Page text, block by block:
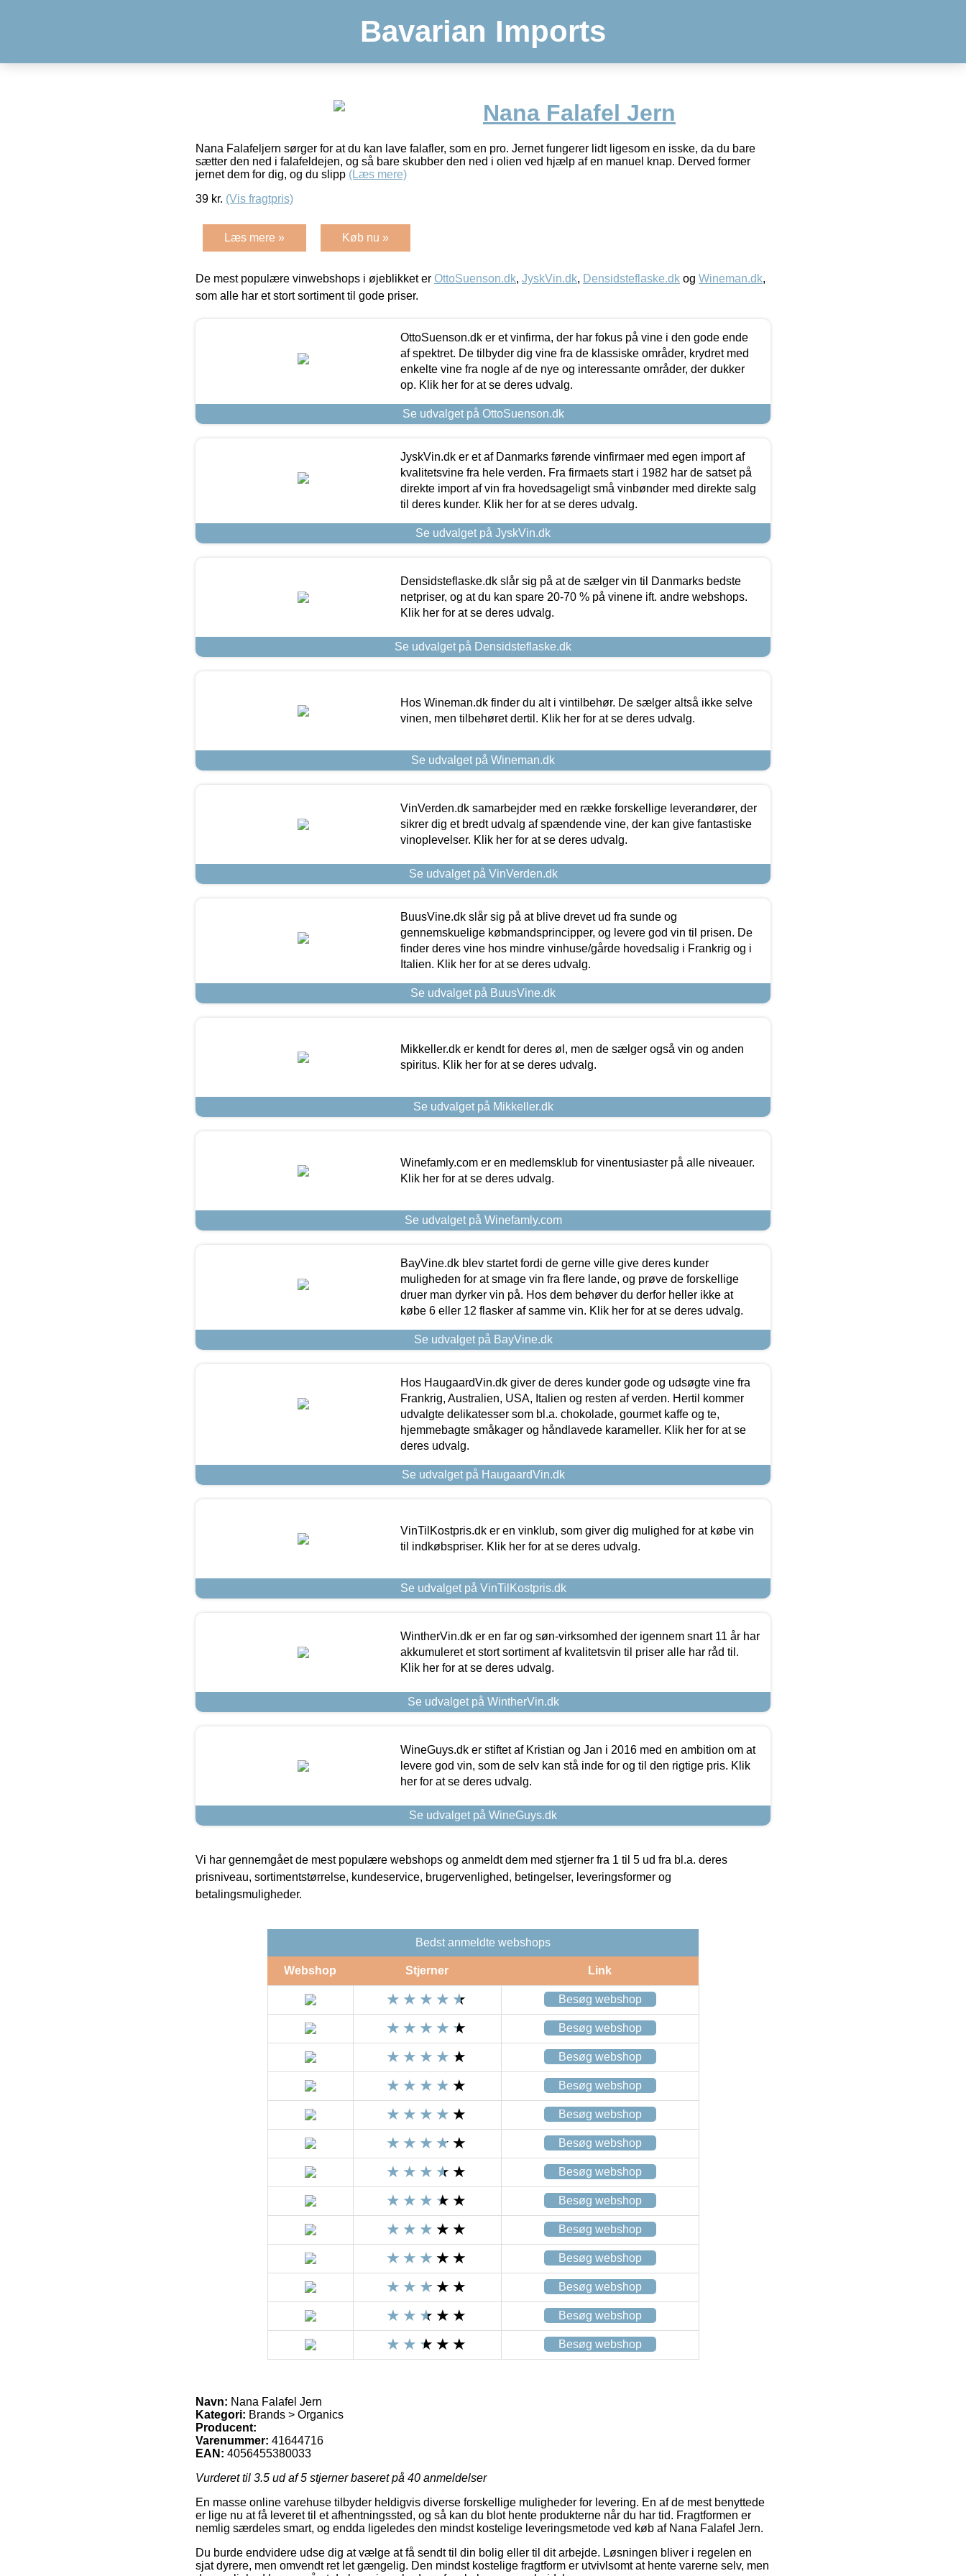
Bavarian Imports
Nana Falafel Jern
Nana Falafeljern sørger for at du kan lave falafler, som en pro. Jernet fungerer lidt ligesom en isske, da du bare
sætter den ned i falafeldejen, og så bare skubber den ned i olien ved hjælp af en manuel knap. Derved former
jernet dem for dig, og du slipp (Læs mere)
39 kr. (Vis fragtpris)
Læs mere » Køb nu »
De mest populære vinwebshops i øjeblikket er OttoSuenson.dk, JyskVin.dk, Densidsteflaske.dk og Wineman.dk,
som alle har et stort sortiment til gode priser.
OttoSuenson.dk er et vinfirma, der har fokus på vine i den gode ende
af spektret. De tilbyder dig vine fra de klassiske områder, krydret med
enkelte vine fra nogle af de nye og interessante områder, der dukker
op. Klik her for at se deres udvalg.
Se udvalget på OttoSuenson.dk
JyskVin.dk er et af Danmarks førende vinfirmaer med egen import af
kvalitetsvine fra hele verden. Fra firmaets start i 1982 har de satset på
direkte import af vin fra hovedsageligt små vinbønder med direkte salg
til deres kunder. Klik her for at se deres udvalg.
Se udvalget på JyskVin.dk
Densidsteflaske.dk slår sig på at de sælger vin til Danmarks bedste
netpriser, og at du kan spare 20-70 % på vinene ift. andre webshops.
Klik her for at se deres udvalg.
Se udvalget på Densidsteflaske.dk
Hos Wineman.dk finder du alt i vintilbehør. De sælger altså ikke selve
vinen, men tilbehøret dertil. Klik her for at se deres udvalg.
Se udvalget på Wineman.dk
VinVerden.dk samarbejder med en række forskellige leverandører, der
sikrer dig et bredt udvalg af spændende vine, der kan give fantastiske
vinoplevelser. Klik her for at se deres udvalg.
Se udvalget på VinVerden.dk
BuusVine.dk slår sig på at blive drevet ud fra sunde og
gennemskuelige købmandsprincipper, og levere god vin til prisen. De
finder deres vine hos mindre vinhuse/gårde hovedsalig i Frankrig og i
Italien. Klik her for at se deres udvalg.
Se udvalget på BuusVine.dk
Mikkeller.dk er kendt for deres øl, men de sælger også vin og anden
spiritus. Klik her for at se deres udvalg.
Se udvalget på Mikkeller.dk
Winefamly.com er en medlemsklub for vinentusiaster på alle niveauer.
Klik her for at se deres udvalg.
Se udvalget på Winefamly.com
BayVine.dk blev startet fordi de gerne ville give deres kunder
muligheden for at smage vin fra flere lande, og prøve de forskellige
druer man dyrker vin på. Hos dem behøver du derfor heller ikke at
købe 6 eller 12 flasker af samme vin. Klik her for at se deres udvalg.
Se udvalget på BayVine.dk
Hos HaugaardVin.dk giver de deres kunder gode og udsøgte vine fra
Frankrig, Australien, USA, Italien og resten af verden. Hertil kommer
udvalgte delikatesser som bl.a. chokolade, gourmet kaffe og te,
hjemmebagte småkager og håndlavede karameller. Klik her for at se
deres udvalg.
Se udvalget på HaugaardVin.dk
VinTilKostpris.dk er en vinklub, som giver dig mulighed for at købe vin
til indkøbspriser. Klik her for at se deres udvalg.
Se udvalget på VinTilKostpris.dk
WintherVin.dk er en far og søn-virksomhed der igennem snart 11 år har
akkumuleret et stort sortiment af kvalitetsvin til priser alle har råd til.
Klik her for at se deres udvalg.
Se udvalget på WintherVin.dk
WineGuys.dk er stiftet af Kristian og Jan i 2016 med en ambition om at
levere god vin, som de selv kan stå inde for og til den rigtige pris. Klik
her for at se deres udvalg.
Se udvalget på WineGuys.dk
Vi har gennemgået de mest populære webshops og anmeldt dem med stjerner fra 1 til 5 ud fra bl.a. deres
prisniveau, sortimentstørrelse, kundeservice, brugervenlighed, betingelser, leveringsformer og
betalingsmuligheder.
Bedst anmeldte webshops
Webshop Stjerner Link
Besøg webshop
Besøg webshop
Besøg webshop
Besøg webshop
Besøg webshop
Besøg webshop
Besøg webshop
Besøg webshop
Besøg webshop
Besøg webshop
Besøg webshop
Besøg webshop
Besøg webshop
Navn: Nana Falafel Jern
Kategori: Brands > Organics
Producent:
Varenummer: 41644716
EAN: 4056455380033
Vurderet til 3.5 ud af 5 stjerner baseret på 40 anmeldelser
En masse online varehuse tilbyder heldigvis diverse forskellige muligheder for levering. En af de mest benyttede
er lige nu at få leveret til et afhentningssted, og så kan du blot hente produkterne når du har tid. Fragtformen er
nemlig særdeles smart, og endda ligeledes den mindst kostelige leveringsmetode ved køb af Nana Falafel Jern.
Du burde endvidere udse dig at vælge at få sendt til din bolig eller til dit arbejde. Løsningen bliver i regelen en
sjat dyrere, men omvendt ret let gængelig. Den mindst kostelige fragtform er utvivlsomt at hente varerne selv, men